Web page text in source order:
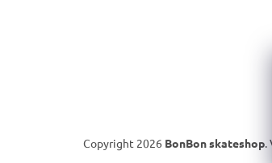
Copyright 2026 BonBon skateshop.